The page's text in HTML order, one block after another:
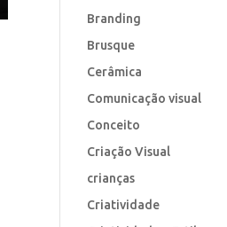
Branding
Brusque
Cerâmica
Comunicação visual
Conceito
Criação Visual
crianças
Criatividade